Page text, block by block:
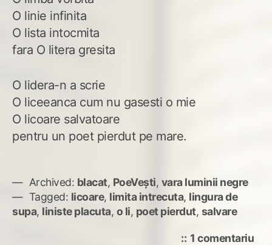
O linie infinita
O lista intocmita
fara O litera gresita
O lidera-n a scrie
O liceeanca cum nu gasesti o mie
O licoare salvatoare
pentru un poet pierdut pe mare.
Archived: blacat, PoeVești, vara luminii negre
Tagged: licoare, limita intrecuta, lingura de
supa, liniste placuta, o li, poet pierdut, salvare
1 comentariula